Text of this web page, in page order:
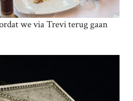
we via Trevi terug gaan